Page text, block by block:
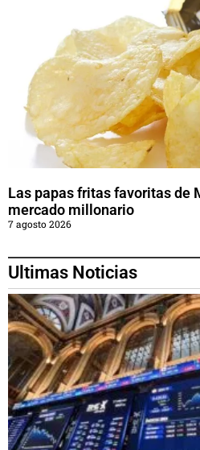
Las papas fritas favoritas de
mercado millonario
7 agosto 2026
Ultimas Noticias